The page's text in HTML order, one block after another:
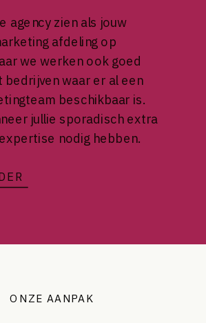
agency zien als jouw
afdeling op
we werken ook goed
bedrijven waar er al een
beschikbaar is.
jullie sporadisch extra
nodig hebben.
ONZE AANPAK